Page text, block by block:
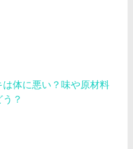
体に悪い？味や原材料
？